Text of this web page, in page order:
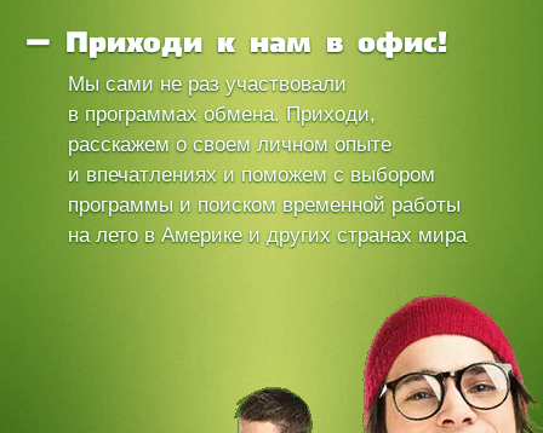
Приходи к нам в офис!
Мы сами не раз участвовали
в программах обмена. Приходи,
расскажем о своем личном опыте
и впечатлениях и поможем с выбором
программы и поиском временной работы
на лето в Америке и других странах мира